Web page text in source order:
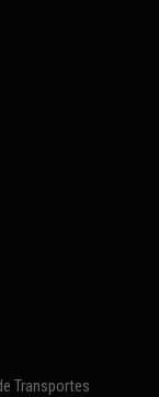
Transportes